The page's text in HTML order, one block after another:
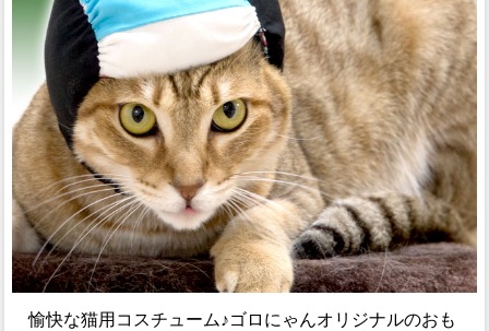
愉快な猫用コスチューム♪ゴロにゃんオリジナルのおも